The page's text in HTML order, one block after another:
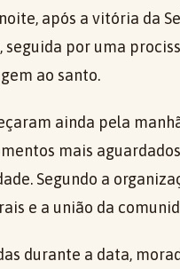
após a vitória da
, seguida por uma
ao santo.
ainda pela
mais
Segundo a
e a união da
durante a data,